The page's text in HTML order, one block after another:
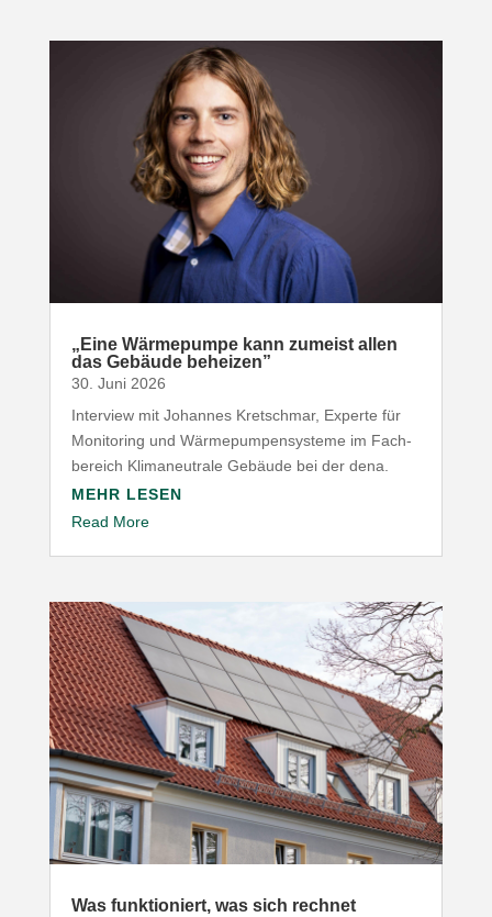
„ Eine Wärme­pumpe kann zumeist allen
das Gebäude beheizen”
30. Juni 2026
Interview mit Johannes Kret­schmar, Experte für
Moni­toring und Wärme­pum­pen­systeme im Fach­
be­reich Klima­neu­trale Gebäude bei der dena.
MEHR LESEN
Read More
Was funk­tio­niert, was sich rechnet